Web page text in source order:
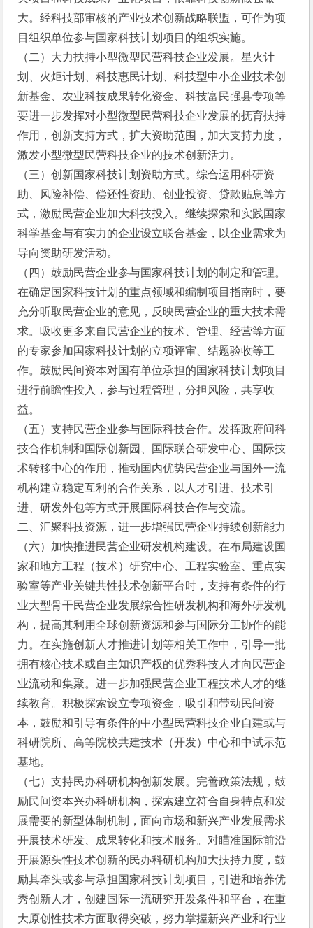
大。经科技部审核的产业技术创新战略联盟，可作为项
目组织单位参与国家科技计划项目的组织实施。
（二）大力扶持小型微型民营科技企业发展。星火计
划、火炬计划、科技惠民计划、科技型中小企业技术创
新基金、农业科技成果转化资金、科技富民强县专项等
要进一步发挥对小型微型民营科技企业发展的抚育扶持
作用，创新支持方式，扩大资助范围，加大支持力度，
激发小型微型民营科技企业的技术创新活力。
（三）创新国家科技计划资助方式。综合运用科研资
助、风险补偿、偿还性资助、创业投资、贷款贴息等方
式，激励民营企业加大科技投入。继续探索和实践国家
科学基金与有实力的企业设立联合基金，以企业需求为
导向资助研发活动。
（四）鼓励民营企业参与国家科技计划的制定和管理。
在确定国家科技计划的重点领域和编制项目指南时，要
充分听取民营企业的意见，反映民营企业的重大技术需
求。吸收更多来自民营企业的技术、管理、经营等方面
的专家参加国家科技计划的立项评审、结题验收等工
作。鼓励民间资本对国有单位承担的国家科技计划项目
进行前瞻性投入，参与过程管理，分担风险，共享收
益。
（五）支持民营企业参与国际科技合作。发挥政府间科
技合作机制和国际创新园、国际联合研发中心、国际技
术转移中心的作用，推动国内优势民营企业与国外一流
机构建立稳定互利的合作关系，以人才引进、技术引
进、研发外包等方式开展国际科技合作与交流。
二、汇聚科技资源，进一步增强民营企业持续创新能力
（六）加快推进民营企业研发机构建设。在布局建设国
家和地方工程（技术）研究中心、工程实验室、重点实
验室等产业关键共性技术创新平台时，支持有条件的行
业大型骨干民营企业发展综合性研发机构和海外研发机
构，提高其利用全球创新资源和参与国际分工协作的能
力。在实施创新人才推进计划等相关工作中，引导一批
拥有核心技术或自主知识产权的优秀科技人才向民营企
业流动和集聚。进一步加强民营企业工程技术人才的继
续教育。积极探索设立专项资金，吸引和带动民间资
本，鼓励和引导有条件的中小型民营科技企业自建或与
科研院所、高等院校共建技术（开发）中心和中试示范
基地。
（七）支持民办科研机构创新发展。完善政策法规，鼓
励民间资本兴办科研机构，探索建立符合自身特点和发
展需要的新型体制机制，面向市场和新兴产业发展需求
开展技术研发、成果转化和技术服务。对瞄准国际前沿
开展源头性技术创新的民办科研机构加大扶持力度，鼓
励其牵头或参与承担国家科技计划项目，引进和培养优
秀创新人才，创建国际一流研究开发条件和平台，在重
大原创性技术方面取得突破，努力掌握新兴产业和行业